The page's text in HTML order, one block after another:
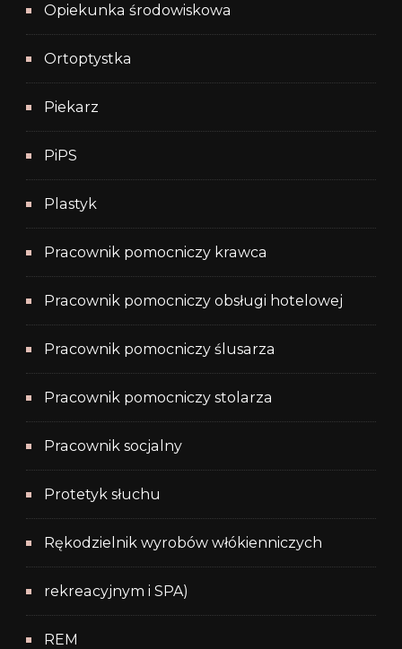
Opiekunka środowiskowa
Ortoptystka
Piekarz
PiPS
Plastyk
Pracownik pomocniczy krawca
Pracownik pomocniczy obsługi hotelowej
Pracownik pomocniczy ślusarza
Pracownik pomocniczy stolarza
Pracownik socjalny
Protetyk słuchu
Rękodzielnik wyrobów włókienniczych
rekreacyjnym i SPA)
REM